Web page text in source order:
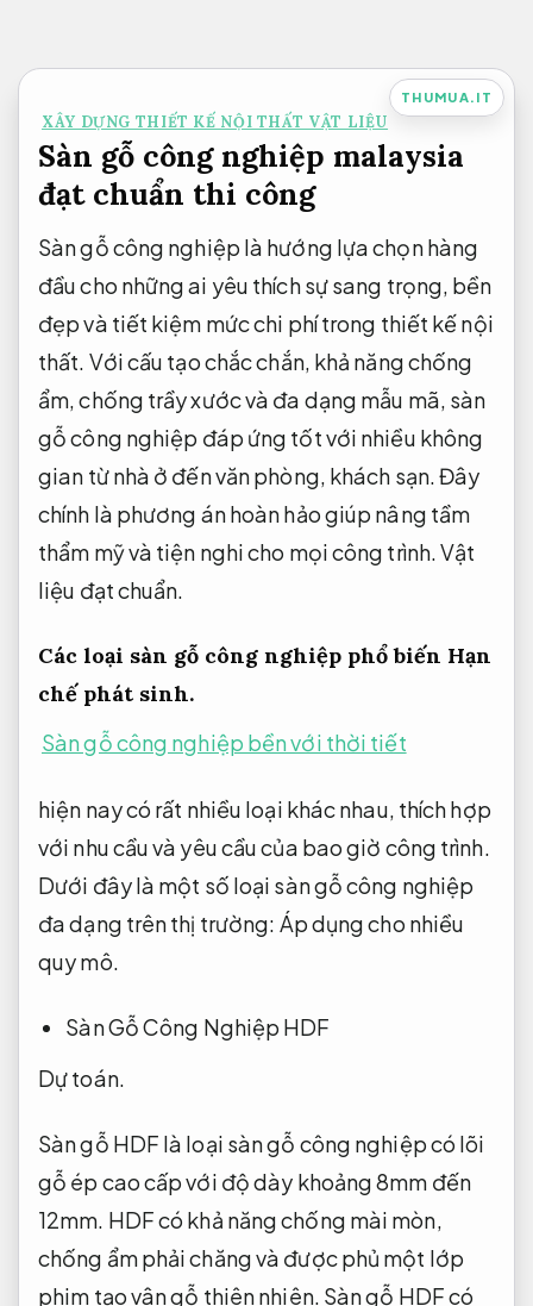
nội
dung
THUMUA.IT
XÂY DỰNG THIẾT KẾ NỘI THẤT VẬT LIỆU
Sàn gỗ công nghiệp malaysia
đạt chuẩn thi công
Sàn gỗ công nghiệp là hướng lựa chọn hàng
đầu cho những ai yêu thích sự sang trọng, bền
đẹp và tiết kiệm mức chi phí trong thiết kế nội
thất. Với cấu tạo chắc chắn, khả năng chống
ẩm, chống trầy xước và đa dạng mẫu mã, sàn
gỗ công nghiệp đáp ứng tốt với nhiều không
gian từ nhà ở đến văn phòng, khách sạn. Đây
chính là phương án hoàn hảo giúp nâng tầm
thẩm mỹ và tiện nghi cho mọi công trình.Vật
liệu đạt chuẩn.
Các loại sàn gỗ công nghiệp phổ biến Hạn
chế phát sinh.
Sàn gỗ công nghiệp bền với thời tiết
hiện nay có rất nhiều loại khác nhau, thích hợp
với nhu cầu và yêu cầu của bao giờ công trình.
Dưới đây là một số loại sàn gỗ công nghiệp
đa dạng trên thị trường: Áp dụng cho nhiều
quy mô.
Sàn Gỗ Công Nghiệp HDF
Dự toán.
Sàn gỗ HDF là loại sàn gỗ công nghiệp có lõi
gỗ ép cao cấp với độ dày khoảng 8mm đến
12mm. HDF có khả năng chống mài mòn,
chống ẩm phải chăng và được phủ một lớp
phim tạo vân gỗ thiên nhiên. Sàn gỗ HDF có